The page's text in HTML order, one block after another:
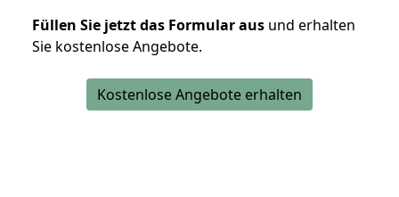
Füllen Sie jetzt das Formular aus und erhalten
Sie kostenlose Angebote.
Kostenlose Angebote erhalten